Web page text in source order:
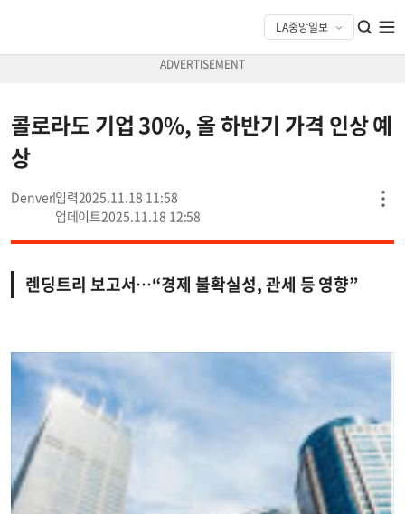
콜로라도 기업 30%, 올 하반기 가격 인상 예
상
Denver
2025.11.18 11:58
2025.11.18 12:58
렌딩트리 보고서…“경제 불확실성, 관세 등 영향”